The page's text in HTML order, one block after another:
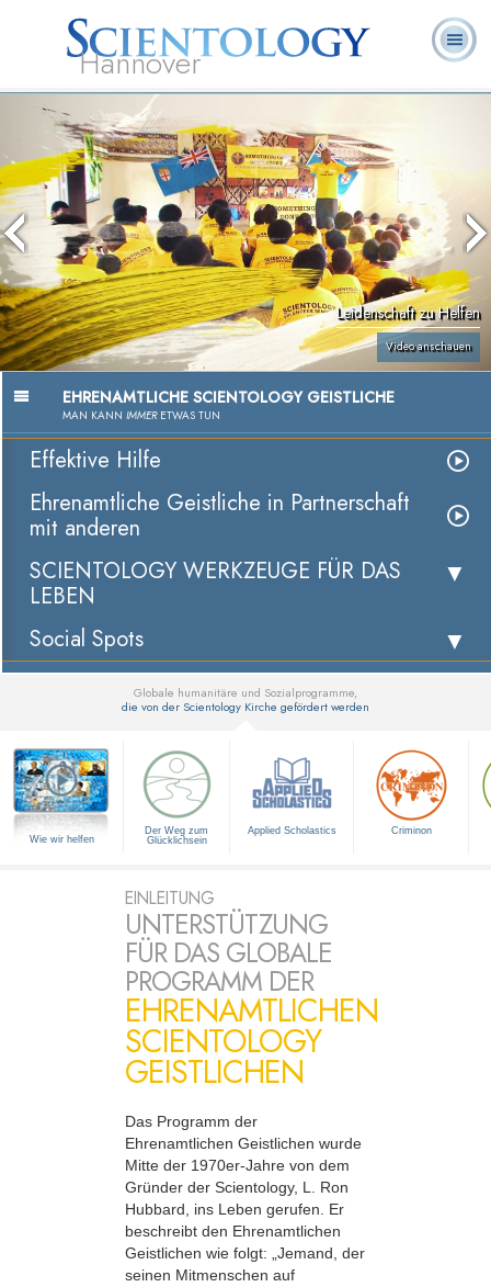
Hannover
Hubbard
Was ist
Scientology?
Leidenschaft zu Helfen
Video anschauen
EHRENAMTLICHE SCIENTOLOGY GEISTLICHE
MAN KANN IMMERETWAS TUN
Effektive Hilfe
Ehrenamtliche Geistliche in Partnerschaft
mit anderen
SCIENTOLOGY WERKZEUGE FÜR DAS
LEBEN
Social Spots
Globale humanitäre und Sozialprogramme,
die von der Scientology Kirche gefördert werden
Wie wir helfen
Der Weg zum
Glücklichsein
Applied Scholastics Criminon
EINLEITUNG
UNTERSTÜTZUNG
FÜR DAS GLOBALE
PROGRAMM DER
EHRENAMTLICHEN
SCIENTOLOGY
GEISTLICHEN
Das Programm der
Ehrenamtlichen Geistlichen wurde
Mitte der 1970er-Jahre von dem
Gründer der Scientology, L. Ron
Hubbard, ins Leben gerufen. Er
beschreibt den Ehrenamtlichen
Geistlichen wie folgt: „Jemand, der
seinen Mitmenschen auf